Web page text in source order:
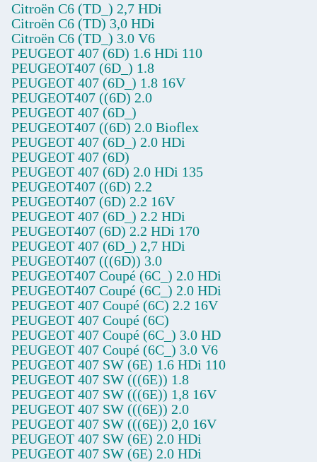
Citroën C6 (TD_) 2,7 HDi
Citroën C6 (TD) 3,0 HDi
Citroën C6 (TD_) 3.0 V6
PEUGEOT 407 (6D) 1.6 HDi 110
PEUGEOT407 (6D_) 1.8
PEUGEOT 407 (6D_) 1.8 16V
PEUGEOT407 ((6D) 2.0
PEUGEOT 407 (6D_)
PEUGEOT407 ((6D) 2.0 Bioflex
PEUGEOT 407 (6D_) 2.0 HDi
PEUGEOT 407 (6D)
PEUGEOT 407 (6D) 2.0 HDi 135
PEUGEOT407 ((6D) 2.2
PEUGEOT407 (6D) 2.2 16V
PEUGEOT 407 (6D_) 2.2 HDi
PEUGEOT407 (6D) 2.2 HDi 170
PEUGEOT 407 (6D_) 2,7 HDi
PEUGEOT407 (((6D)) 3.0
PEUGEOT407 Coupé (6C_) 2.0 HDi
PEUGEOT407 Coupé (6C_) 2.0 HDi
PEUGEOT 407 Coupé (6C) 2.2 16V
PEUGEOT 407 Coupé (6C)
PEUGEOT 407 Coupé (6C_) 3.0 HD
PEUGEOT 407 Coupé (6C_) 3.0 V6
PEUGEOT 407 SW (6E) 1.6 HDi 110
PEUGEOT 407 SW (((6E)) 1.8
PEUGEOT 407 SW (((6E)) 1,8 16V
PEUGEOT 407 SW (((6E)) 2.0
PEUGEOT 407 SW (((6E)) 2,0 16V
PEUGEOT 407 SW (6E) 2.0 HDi
PEUGEOT 407 SW (6E) 2.0 HDi